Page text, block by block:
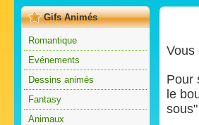
Gifs Animés
Romantique
Evénements
Dessins animés
Fantasy
Animaux
Vous
Pour
le
sous"